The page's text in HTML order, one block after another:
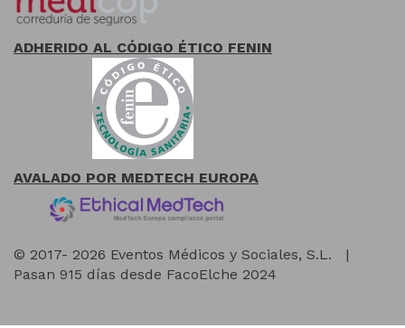
ADHERIDO AL CÓDIGO ÉTICO FENIN
AVALADO POR MEDTECH EUROPA
© 2017- 2026 Eventos Médicos y Sociales, S.L.
|
Pasan 915 días desde FacoElche 2024